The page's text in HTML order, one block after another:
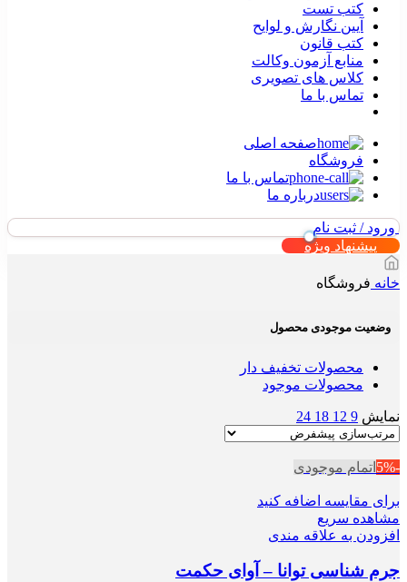
کتب تست
آیین نگارش و لوایح
کتب قانون
منابع آزمون وکالت
کلاس های تصویری
تماس با ما
صفحه اصلی
فروشگاه
تماس با ما
درباره ما
ورود / ثبت نام
پیشنهاد ویژه
خانه فروشگاه
وضعیت موجودی محصول
محصولات تخفیف دار
محصولات موجود
نمایش 9
12
18
24
-5% اتمام موجودی
برای مقایسه اضافه کنید
مشاهده سریع
افزودن به علاقه مندی
جرم شناسی توانا – آوای حکمت